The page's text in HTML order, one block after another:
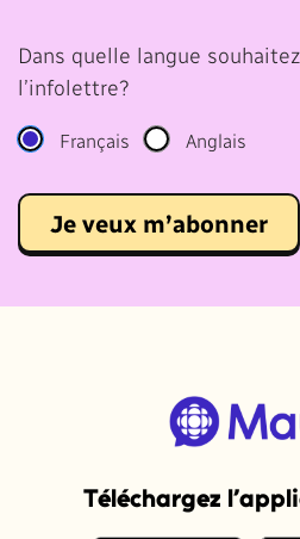
Dans quelle langue
l’infolettre?
Français Anglais
Je veux m’abonner
Téléchargez